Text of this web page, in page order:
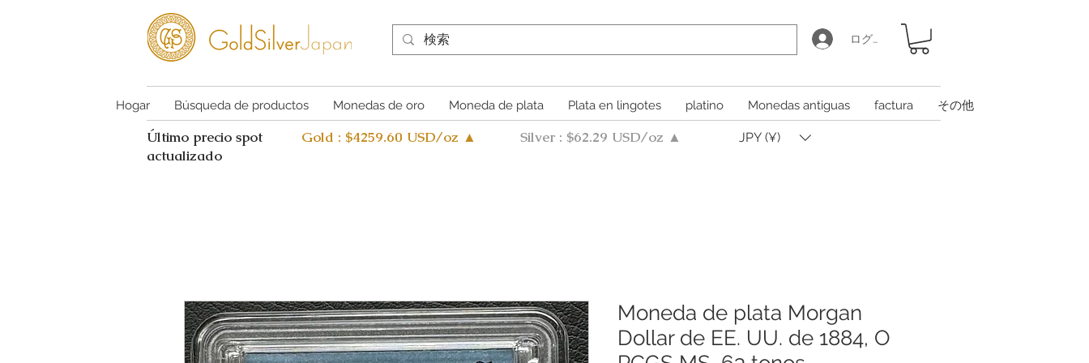
ログイン
Hogar Búsqueda de productos Monedas de oro Moneda de plata Plata en lingotes platino Monedas antiguas factura その他
Último precio spot
actualizado
Gold : $4259.60 USD/oz ▲ Silver : $62.29 USD/oz ▲ JPY (¥)
Moneda de plata Morgan
Dollar de EE. UU. de 1884, O